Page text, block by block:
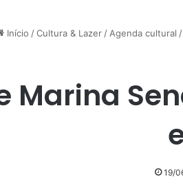
Início /Cultura & Lazer / Agenda cultural /
Marina
19/